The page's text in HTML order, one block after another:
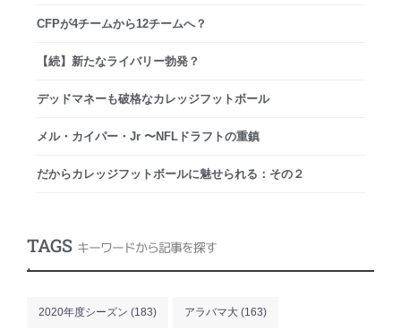
CFPが4チームから12チームへ？
【続】新たなライバリー勃発？
デッドマネーも破格なカレッジフットボール
メル・カイパー・Jr 〜NFLドラフトの重鎮
だからカレッジフットボールに魅せられる：その２
TAGS キーワードから記事を探す
.
2020年度シーズン (183) アラバマ大 (163)